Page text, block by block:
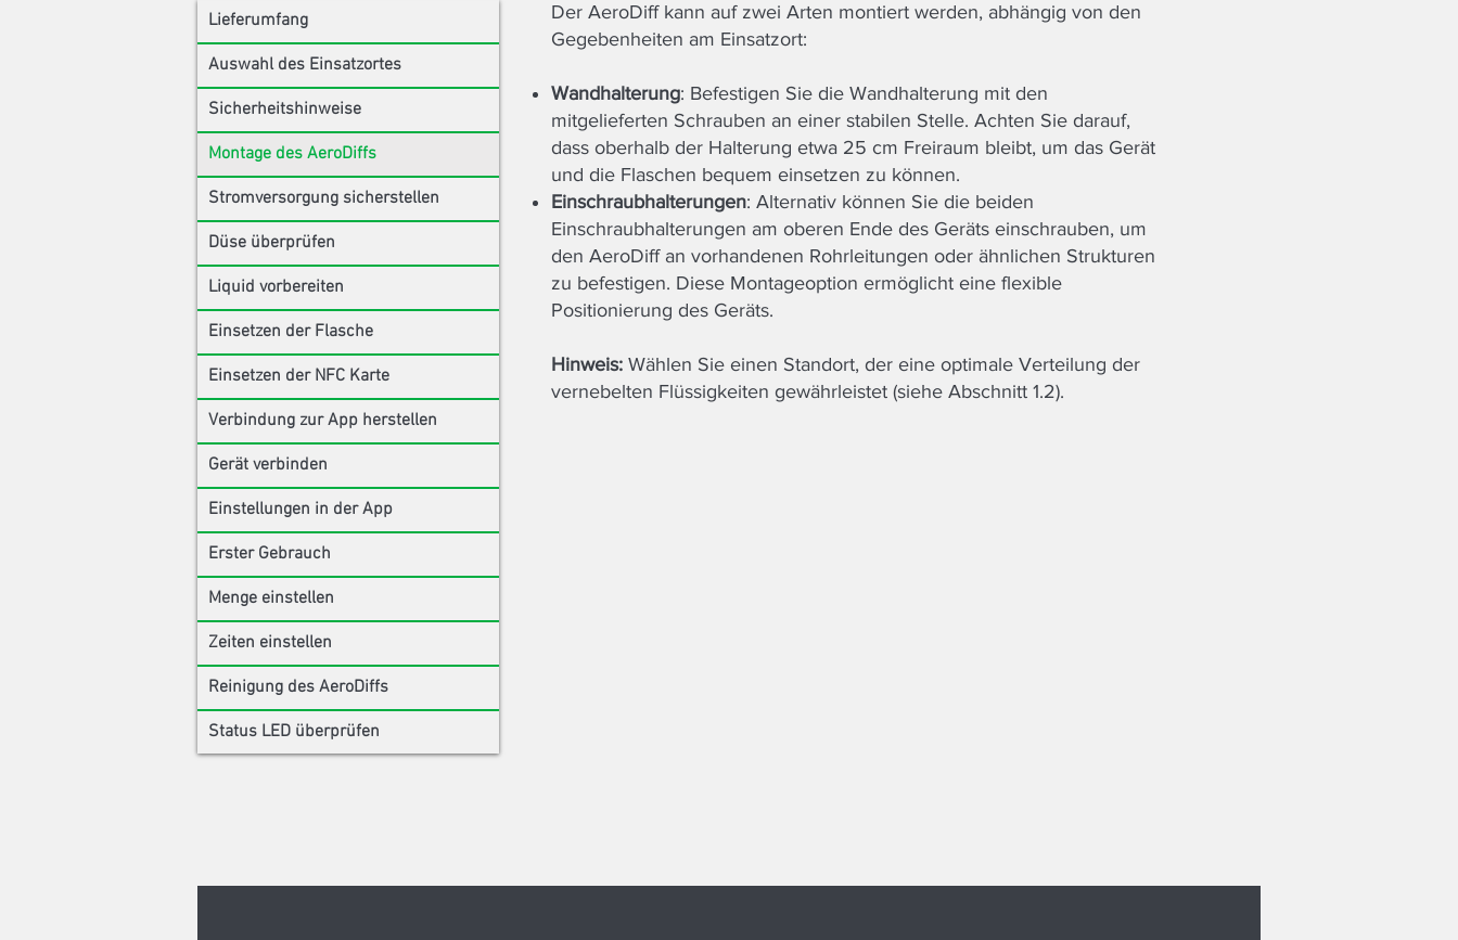
Lieferumfang
Auswahl des Einsatzortes
Sicherheitshinweise
Montage des AeroDiffs
Stromversorgung sicherstellen
Düse überprüfen
Liquid vorbereiten
Einsetzen der Flasche
Einsetzen der NFC Karte
Verbindung zur App herstellen
Gerät verbinden
Einstellungen in der App
Erster Gebrauch
Menge einstellen
Zeiten einstellen
Reinigung des AeroDiffs
Status LED überprüfen
Der AeroDiff kann auf zwei Arten montiert werden, abhängig von den
Gegebenheiten am Einsatzort:
Wandhalterung: Befestigen Sie die Wandhalterung mit den
mitgelieferten Schrauben an einer stabilen Stelle. Achten Sie darauf,
dass oberhalb der Halterung etwa 25 cm Freiraum bleibt, um das Gerät
und die Flaschen bequem einsetzen zu können.
Einschraubhalterungen: Alternativ können Sie die beiden
Einschraubhalterungen am oberen Ende des Geräts einschrauben, um
den AeroDiff an vorhandenen Rohrleitungen oder ähnlichen Strukturen
zu befestigen. Diese Montageoption ermöglicht eine flexible
Positionierung des Geräts.
Hinweis: Wählen Sie einen Standort, der eine optimale Verteilung der
vernebelten Flüssigkeiten gewährleistet (siehe Abschnitt 1.2).